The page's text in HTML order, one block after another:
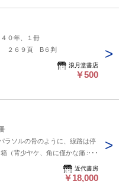
０年、１冊
２６９頁 B６判
浪月堂書店
￥500
ソルの骨のように、線路は停
（背少ヤケ、角に僅かな痛ミ）
近代書房
￥18,000